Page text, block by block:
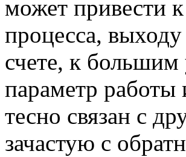
может привести
процесса,
счете, к
параметр работы
тесно связан с
зачастую с